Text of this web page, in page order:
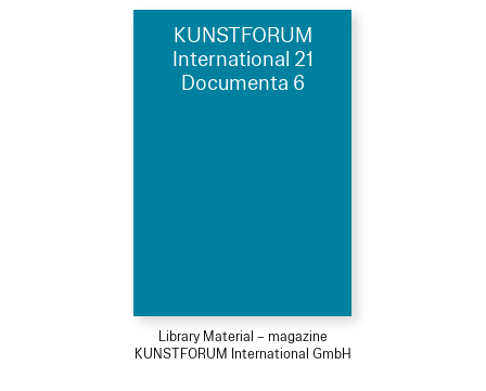
KUNSTFORUM
International 21
Documenta 6
Library Material – magazine
KUNSTFORUM International GmbH